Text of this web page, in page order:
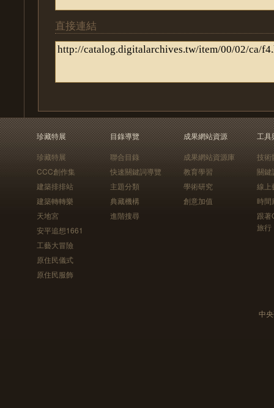
直接連結
珍藏特展
珍藏特展
CCC創作集
建築排排站
建築轉轉樂
天地宮
安平追想1661
工藝大冒險
原住民儀式
原住民服飾
目錄導覽
聯合目錄
快速關鍵詞導覽
主題分類
典藏機構
進階搜尋
成果網站資源
成果網站資源庫
教育學習
學術研究
創意加值
工具
技術
關鍵
線上
時間
跟
旅行
中